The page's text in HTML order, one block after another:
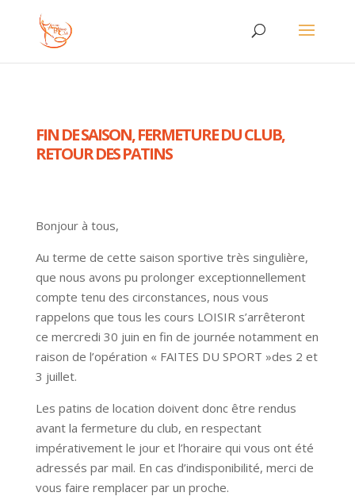
FIN DE SAISON, FERMETURE DU CLUB,
RETOUR DES PATINS
Bonjour à tous,
Au terme de cette saison sportive très singulière,
que nous avons pu prolonger exceptionnellement
compte tenu des circonstances, nous vous
rappelons que tous les cours LOISIR s’arrêteront
ce mercredi 30 juin en fin de journée notamment en
raison de l’opération « FAITES DU SPORT »des 2 et
3 juillet.
Les patins de location doivent donc être rendus
avant la fermeture du club, en respectant
impérativement le jour et l’horaire qui vous ont été
adressés par mail. En cas d’indisponibilité, merci de
vous faire remplacer par un proche.